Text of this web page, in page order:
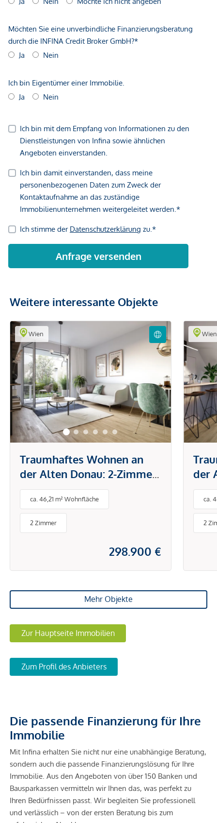
Weitere interessante Objekte
Wien
Traumhaftes Wohnen an
der Alten Donau: 2-Zimmer-
Traum mit Balkon in
optimaler Lage
ca. 46,21 m² Wohnfläche
2 Zimmer
298.900 €
Wien
der
ca.
2
Mehr Objekte
Zur Hauptseite Immobilien
Zum Profil des Anbieters
Die passende Finanzierung für Ihre
Immobilie
Mit Infina erhalten Sie nicht nur eine unabhängige Beratung,
sondern auch die passende Finanzierungslösung für Ihre
Immobilie. Aus den Angeboten von über 150 Banken und
Bausparkassen vermitteln wir Ihnen das, was perfekt zu
Ihren Bedürfnissen passt. Wir begleiten Sie professionell
und verlässlich – von der ersten Beratung bis zum